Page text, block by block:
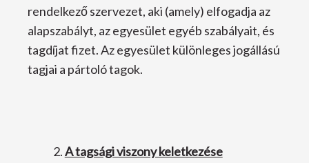
rendelkező szervezet, aki (amely) elfogadja az
alapszabályt, az egyesület egyéb szabályait, és
tagdíjat fizet. Az egyesület különleges jogállású
tagjai a pártoló tagok.
A tagsági viszony keletkezése